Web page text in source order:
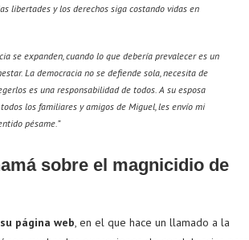
libertades y los derechos siga costando vidas en
se expanden, cuando lo que debería prevalecer es un
La democracia no se defiende sola, necesita de
es una responsabilidad de todos. A su esposa
los familiares y amigos de Miguel, les envío mi
pésame.”
sobre el magnicidio de
página web, en el que hace un llamado a la